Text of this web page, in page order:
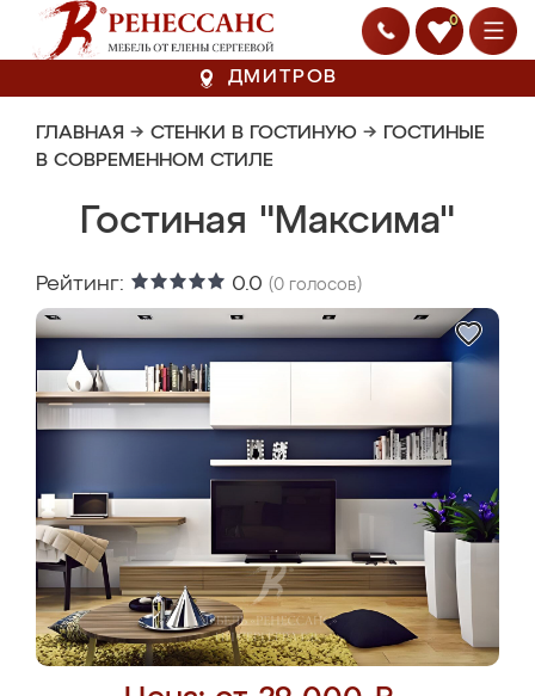
0
ДМИТРОВ
ГЛАВНАЯ → СТЕНКИ В ГОСТИНУЮ → ГОСТИНЫЕ
В СОВРЕМЕННОМ СТИЛЕ
Гостиная "Максима"
Рейтинг: 0.0 (0 голосов)